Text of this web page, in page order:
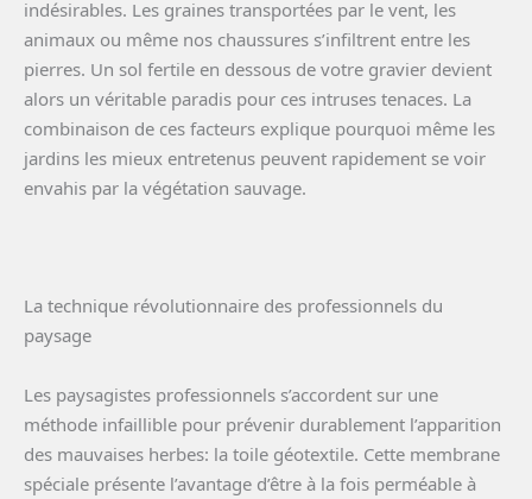
indésirables. Les graines transportées par le vent, les
animaux ou même nos chaussures s’infiltrent entre les
pierres. Un sol fertile en dessous de votre gravier devient
alors un véritable paradis pour ces intruses tenaces. La
combinaison de ces facteurs explique pourquoi même les
jardins les mieux entretenus peuvent rapidement se voir
envahis par la végétation sauvage.
La technique révolutionnaire des professionnels du
paysage
Les paysagistes professionnels s’accordent sur une
méthode infaillible pour prévenir durablement l’apparition
des mauvaises herbes: la toile géotextile. Cette membrane
spéciale présente l’avantage d’être à la fois perméable à